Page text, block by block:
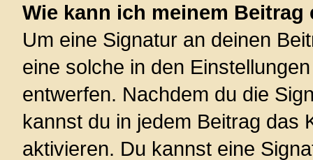
Wie kann ich meinem
Um eine Signatur an deinen
eine solche in den
entwerfen. Nachdem du die
kannst du in jedem Beitrag das
aktivieren. Du kannst eine